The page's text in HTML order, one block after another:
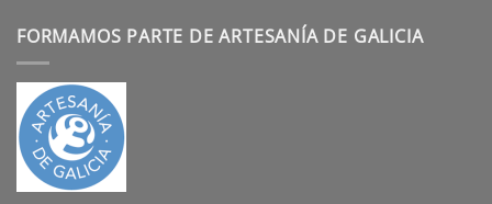
FORMAMOS PARTE DE ARTESANÍA DE GALICIA